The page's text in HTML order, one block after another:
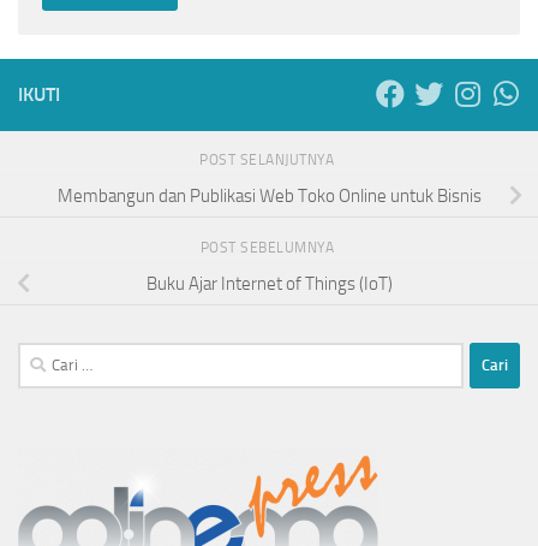
IKUTI
POST SELANJUTNYA
Membangun dan Publikasi Web Toko Online untuk Bisnis
POST SEBELUMNYA
Buku Ajar Internet of Things (IoT)
Cari
untuk: